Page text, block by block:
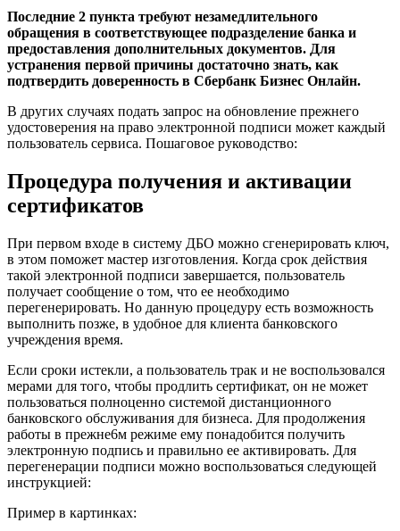
Последние 2 пункта требуют незамедлительного
обращения в соответствующее подразделение банка и
предоставления дополнительных документов. Для
устранения первой причины достаточно знать, как
подтвердить доверенность в Сбербанк Бизнес Онлайн.
В других случаях подать запрос на обновление прежнего
удостоверения на право электронной подписи может каждый
пользователь сервиса. Пошаговое руководство:
Процедура получения и активации
сертификатов
При первом входе в систему ДБО можно сгенерировать ключ,
в этом поможет мастер изготовления. Когда срок действия
такой электронной подписи завершается, пользователь
получает сообщение о том, что ее необходимо
перегенерировать. Но данную процедуру есть возможность
выполнить позже, в удобное для клиента банковского
учреждения время.
Если сроки истекли, а пользователь трак и не воспользовался
мерами для того, чтобы продлить сертификат, он не может
пользоваться полноценно системой дистанционного
банковского обслуживания для бизнеса. Для продолжения
работы в прежне6м режиме ему понадобится получить
электронную подпись и правильно ее активировать. Для
перегенерации подписи можно воспользоваться следующей
инструкцией:
Пример в картинках: